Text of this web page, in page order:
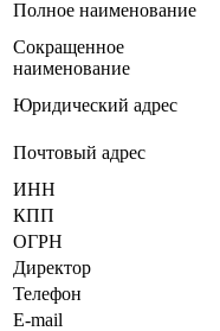
Полное наименование
Сокращенное
наименование
Юридический адрес
Почтовый адрес
ИНН
КПП
ОГРН
Директор
Телефон
E-mail